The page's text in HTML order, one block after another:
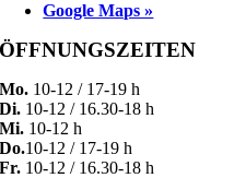
Google Maps »
ÖFFNUNGSZEITEN
Mo. 10-12 / 17-19 h
Di. 10-12 / 16.30-18 h
Mi. 10-12 h
Do.10-12 / 17-19 h
Fr. 10-12 / 16.30-18 h